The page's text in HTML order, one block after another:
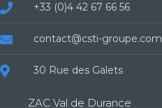
+33 (0)4 42 67 66 56
contact@csti-groupe.com
30 Rue des Galets
ZAC Val de Durance